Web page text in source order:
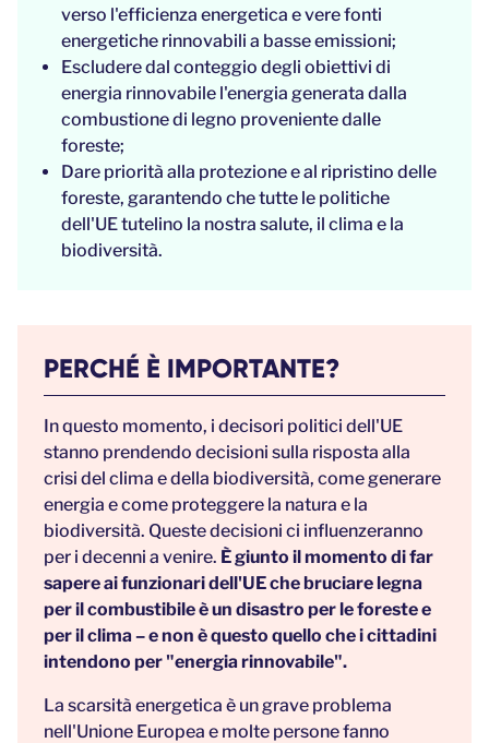
verso l'efficienza energetica e vere fonti
energetiche rinnovabili a basse emissioni;
Escludere dal conteggio degli obiettivi di
energia rinnovabile l'energia generata dalla
combustione di legno proveniente dalle
foreste;
Dare priorità alla protezione e al ripristino delle
foreste, garantendo che tutte le politiche
dell'UE tutelino la nostra salute, il clima e la
biodiversità.
PERCHÉ È IMPORTANTE?
In questo momento, i decisori politici dell'UE
stanno prendendo decisioni sulla risposta alla
crisi del clima e della biodiversità, come generare
energia e come proteggere la natura e la
biodiversità. Queste decisioni ci influenzeranno
per i decenni a venire. È giunto il momento di far
sapere ai funzionari dell'UE che bruciare legna
per il combustibile è un disastro per le foreste e
per il clima – enon è questo quello che i cittadini
intendono per "energia rinnovabile".
La scarsità energetica è un grave problema
nell'Unione Europea e molte persone fanno